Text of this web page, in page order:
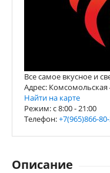
Все самое вкусное и
Адрес:
Найти на карте
Режим: c 8:00 - 21:00
Телефон:+7(965)866-
Описание